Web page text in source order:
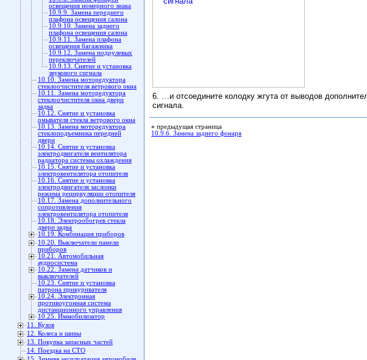
освещения номерного знака
10.9.9. Замена переднего
плафона освещения салона
10.9.10. Замена заднего
плафона освещения салона
10.9.11. Замена плафона
освещения багажника
10.9.12. Замена подрулевых
переключателей
10.9.13. Снятие и установка
звукового сигнала
10.10. Замена моторедуктора
стеклоочистителя ветрового окна
10.11. Замена моторедуктора
стеклоочистителя окна двери
задка
10.12. Снятие и установка
омывателя стекла ветрового окна
10.13. Замена моторедуктора
стеклоподъемника передней
двери
10.14. Снятие и установка
электродвигателя вентилятора
радиатора системы охлаждения
10.15. Снятие и установка
электровентилятора отопителя
10.16. Снятие и установка
электродвигателя заслонки
режима рециркуляции отопителя
10.17. Замена дополнительного
сопротивления
электровентилятора отопителя
10.18. Электрообогрев стекла
двери задка
10.19. Комбинация приборов
10.20. Выключатели панели
приборов
10.21. Автомобильная
аудиосистема
10.22. Замена датчиков и
выключателей
10.23. Снятие и установка
патрона прикуривателя
10.24. Электронная
противоугонная система
дистанционного управления
10.25. Иммобилизатор
11. Кузов
12. Колеса и шины
13. Покупка запасных частей
14. Поездка на СТО
6. …и отсоедините колодку жгута от выводов
сигнала.
« предыдущая страница
10.9.6. Замена заднего фонаря